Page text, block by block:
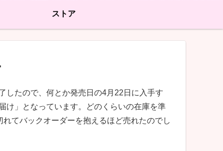
ストア
したので、何とか発売日の4月22日に入手す
け」となっています。どのくらいの在庫を準
てバックオーダーを抱えるほど売れたのでし